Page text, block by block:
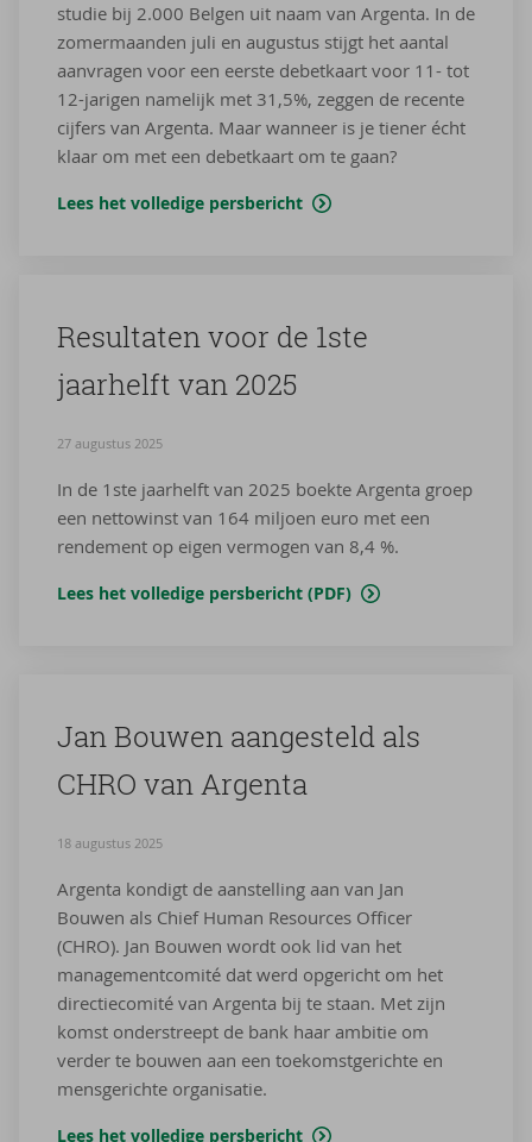
studie bij 2.000 Belgen uit naam van Argenta. In de
zomermaanden juli en augustus stijgt het aantal
aanvragen voor een eerste debetkaart voor 11- tot
12-jarigen namelijk met 31,5%, zeggen de recente
cijfers van Argenta. Maar wanneer is je tiener écht
klaar om met een debetkaart om te gaan?
Lees het volledige persbericht
Re­sul­ta­ten voor de 1ste
jaar­helft van 2025
27 augustus 2025
In de 1ste jaarhelft van 2025 boekte Argenta groep
een nettowinst van 164 miljoen euro met een
rendement op eigen vermogen van 8,4 %.
Lees het volledige persbericht (PDF)
Jan Bou­wen aan­ge­steld als
CHRO van Argenta
18 augustus 2025
Argenta kondigt de aanstelling aan van Jan
Bouwen als Chief Human Resources Officer
(CHRO). Jan Bouwen wordt ook lid van het
managementcomité dat werd opgericht om het
directiecomité van Argenta bij te staan. Met zijn
komst onderstreept de bank haar ambitie om
verder te bouwen aan een toekomstgerichte en
mensgerichte organisatie.
Lees het volledige persbericht